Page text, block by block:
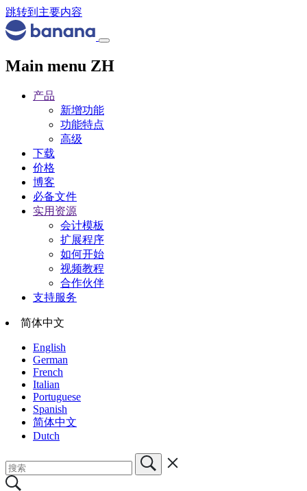
跳转到主要内容
Main menu ZH
产品
新增功能
功能特点
高级
下载
价格
博客
必备文件
实用资源
会计模板
扩展程序
如何开始
视频教程
合作伙伴
支持服务
简体中文
English
German
French
Italian
Portuguese
Spanish
简体中文
Dutch